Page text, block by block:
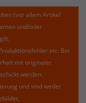
(vor allem Artikel
und/oder
etc. Bei
mit originaler
werden.
und sind weder